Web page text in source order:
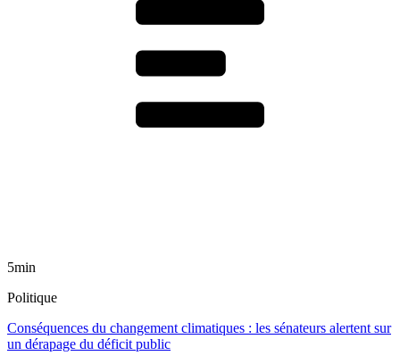
5min
Politique
Conséquences du changement climatiques : les sénateurs alertent sur
un dérapage du déficit public